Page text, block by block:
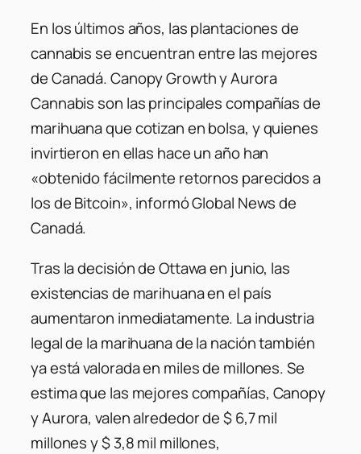
En los últimos años, las plantaciones de
cannabis se encuentran entre las mejores
de Canadá. Canopy Growth y Aurora
Cannabis son las principales compañías de
marihuana que cotizan en bolsa, y quienes
invirtieron en ellas hace un año han
«obtenido fácilmente retornos parecidos a
los de Bitcoin», informó Global News de
Canadá.
Tras la decisión de Ottawa en junio, las
existencias de marihuana en el país
aumentaron inmediatamente. La industria
legal de la marihuana de la nación también
ya está valorada en miles de millones. Se
estima que las mejores compañías, Canopy
y Aurora, valen alrededor de $ 6,7 mil
millones y $ 3,8 mil millones,